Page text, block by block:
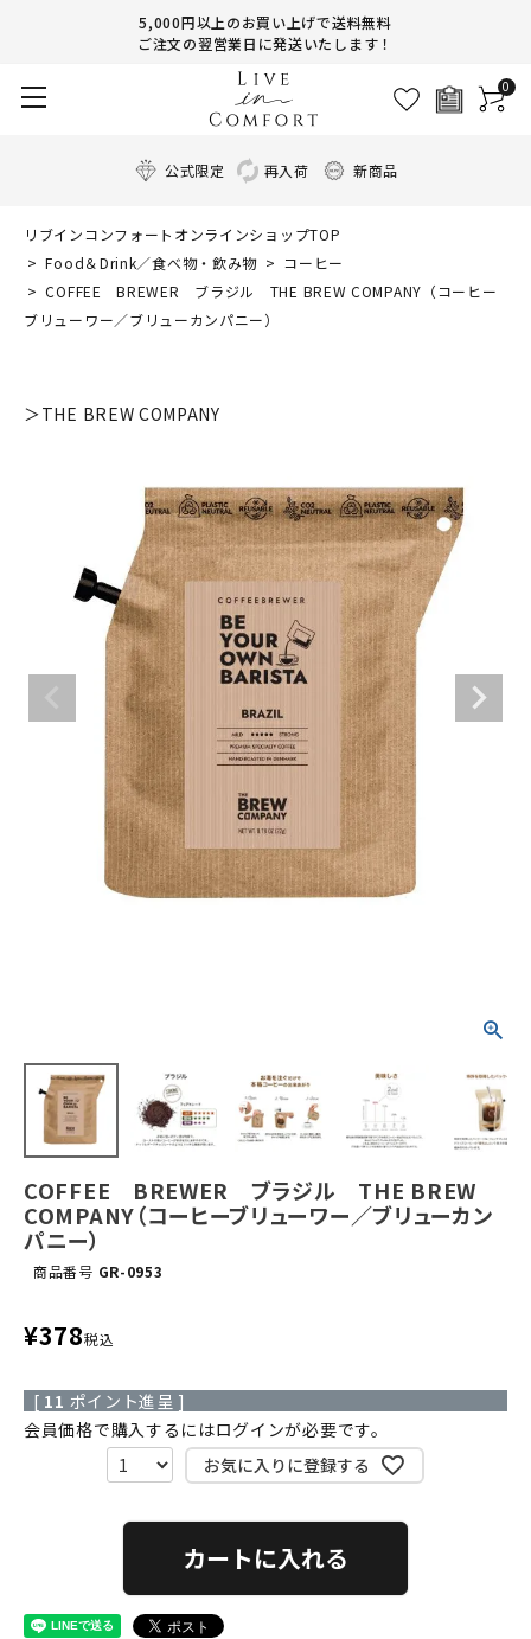
5,000円以上のお買い上げで送料無料
ご注文の翌営業日に発送いたします！
0
公式限定 再入荷 新商品
リブインコンフォートオンラインショップTOP
Food＆Drink／食べ物・飲み物
コーヒー
COFFEE BREWER ブラジル THE BREW COMPANY（コーヒー
ブリューワー／ブリューカンパニー）
＞THE BREW COMPANY
COFFEE BREWER ブラジル THE BREW
COMPANY（コーヒーブリューワー／ブリューカン
パニー）
商品番号 GR-0953
¥378税込
[ 11 ポイント進呈 ]
会員価格で購入するにはログインが必要です。
お気に入りに登録する
カートに入れる